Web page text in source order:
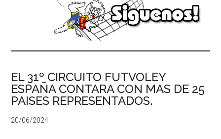
EL 31º CIRCUITO FUTVOLEY
ESPAÑA CONTARA CON MAS DE 25
PAISES REPRESENTADOS.
20/06/2024